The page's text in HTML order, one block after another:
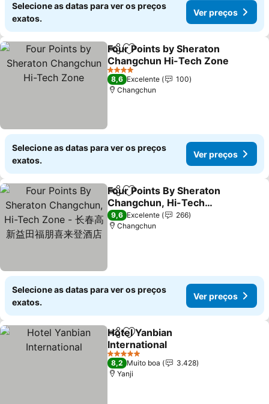
Selecione as datas para ver os preços
exatos.
Ver preços
PartilharAdicionar aos favoritos
Four Points by Sheraton
Changchun Hi-Tech Zone
4 Estrelas
8,6 Excelente
100
Changchun
Selecione as datas para ver os preços
exatos.
Ver preços
PartilharAdicionar aos favoritos
Four Points By Sheraton
Changchun, Hi-Tech
Zone - 长春高新益田福朋喜
来登酒店
9,6 Excelente
266
Changchun
Selecione as datas para ver os preços
exatos.
Ver preços
PartilharAdicionar aos favoritos
Hotel Yanbian
International
5 Estrelas
8,2 Muito boa
3.428
Yanji